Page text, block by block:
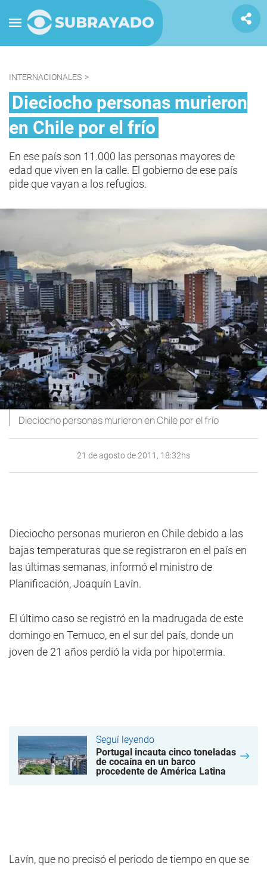
INTERNACIONALES >
Dieciocho personas murieron
en Chile por el frío
En ese país son 11.000 las personas mayores de
edad que viven en la calle. El gobierno de ese país
pide que vayan a los refugios.
Dieciocho personas murieron en Chile por el frío
21 de agosto de 2011, 18:32hs
Dieciocho personas murieron en Chile debido a las
bajas temperaturas que se registraron en el país en
las últimas semanas, informó el ministro de
Planificación, Joaquín Lavín.
El último caso se registró en la madrugada de este
domingo en Temuco, en el sur del país, donde un
joven de 21 años perdió la vida por hipotermia.
Seguí leyendo
Portugal incauta cinco toneladas
de cocaína en un barco
procedente de América Latina
Lavín, que no precisó el periodo de tiempo en que se